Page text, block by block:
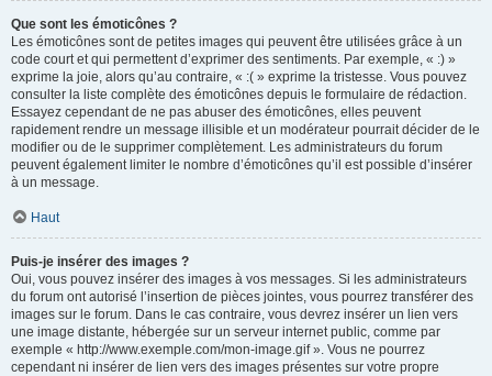
Que sont les émoticônes ?
Les émoticônes sont de petites images qui peuvent être utilisées grâce à un
code court et qui permettent d’exprimer des sentiments. Par exemple, « :) »
exprime la joie, alors qu’au contraire, « :( » exprime la tristesse. Vous pouvez
consulter la liste complète des émoticônes depuis le formulaire de rédaction.
Essayez cependant de ne pas abuser des émoticônes, elles peuvent
rapidement rendre un message illisible et un modérateur pourrait décider de le
modifier ou de le supprimer complètement. Les administrateurs du forum
peuvent également limiter le nombre d’émoticônes qu’il est possible d’insérer
à un message.
Haut
Puis-je insérer des images ?
Oui, vous pouvez insérer des images à vos messages. Si les administrateurs
du forum ont autorisé l’insertion de pièces jointes, vous pourrez transférer des
images sur le forum. Dans le cas contraire, vous devrez insérer un lien vers
une image distante, hébergée sur un serveur internet public, comme par
exemple « http://www.exemple.com/mon-image.gif ». Vous ne pourrez
cependant ni insérer de lien vers des images présentes sur votre propre